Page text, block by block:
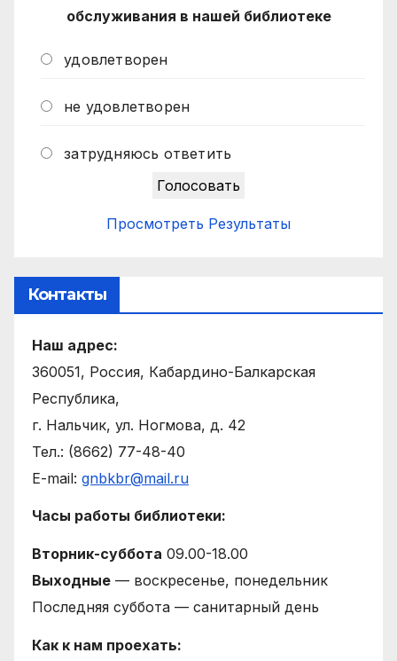
обслуживания в нашей библиотеке
удовлетворен
не удовлетворен
затрудняюсь ответить
Просмотреть Результаты
Контакты
Наш адрес:
360051, Россия, Кабардино-Балкарская
Республика,
г. Нальчик, ул. Ногмова, д. 42
Тел.: (8662) 77-48-40
E-mail: gnbkbr@mail.ru
Часы работы библиотеки:
Вторник-суббота 09.00-18.00
Выходные — воскресенье, понедельник
Последняя суббота — санитарный день
Как к нам проехать: